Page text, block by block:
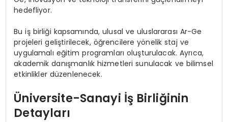
hedefliyor.
Bu iş birliği kapsamında, ulusal ve uluslararası Ar-Ge
projeleri geliştirilecek, öğrencilere yönelik staj ve
uygulamalı eğitim programları oluşturulacak. Ayrıca,
akademik danışmanlık hizmetleri sunulacak ve bilimsel
etkinlikler düzenlenecek.
Üniversite-Sanayi İş Birliğinin
Detayları